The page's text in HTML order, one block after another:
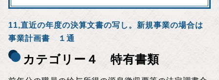
11,直近の年度の決算文書の写し。新規事業の場合は
事業計画書 １通
カテゴリー４ 特有書類